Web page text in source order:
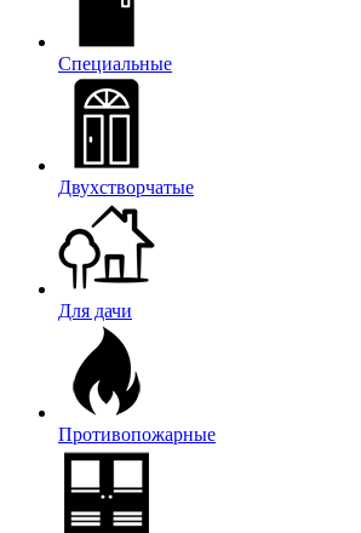
Специальные
Двухстворчатые
Для дачи
Противопожарные